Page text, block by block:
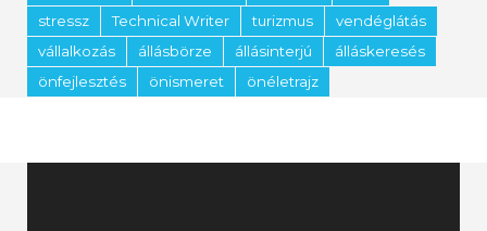
stressz
Technical Writer turizmus
vendéglátás
vállalkozás
állásbörze állásinterjú
álláskeresés
önfejlesztés
önismeret önéletrajz